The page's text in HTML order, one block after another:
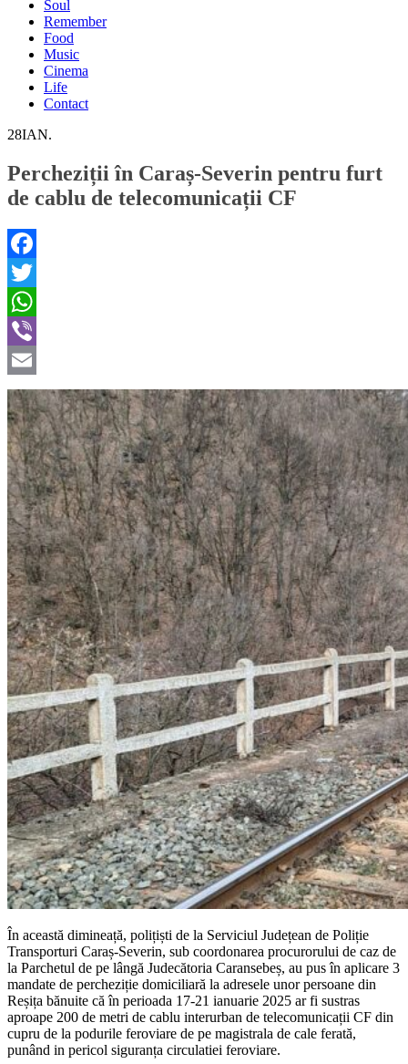
Soul
Remember
Food
Music
Cinema
Life
Contact
28IAN.
Percheziții în Caraș-Severin pentru furt
de cablu de telecomunicații CF
Facebook
Twitter
WhatsApp
Viber
Email
În această dimineață, polițiști de la Serviciul Județean de Poliție
Transporturi Caraș-Severin, sub coordonarea procurorului de caz de
la Parchetul de pe lângă Judecătoria Caransebeș, au pus în aplicare 3
mandate de percheziție domiciliară la adresele unor persoane din
Reșița bănuite că în perioada 17-21 ianuarie 2025 ar fi sustras
aproape 200 de metri de cablu interurban de telecomunicații CF din
cupru de la podurile feroviare de pe magistrala de cale ferată,
punând in pericol siguranța circulatiei feroviare.